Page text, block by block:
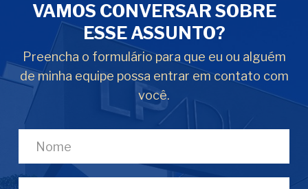
VAMOS CONVERSAR SOBRE
ESSE ASSUNTO?
Preencha o formulário para que eu ou alguém
de minha equipe possa entrar em contato com
você.